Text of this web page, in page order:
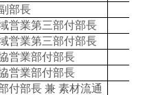
部長
営業第三部付部長
営業第三部付部長
営業部付部長
営業部付部長
付部長 兼 素材流通